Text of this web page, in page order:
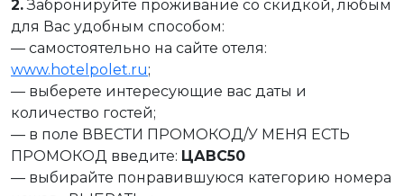
2.Забронируйте проживание со скидкой, любым
для Вас удобным способом:
— самостоятельно на сайте отеля:
www.hotelpolet.ru;
— выберете интересующие вас даты и
количество гостей;
— в поле ВВЕСТИ ПРОМОКОД/У МЕНЯ ЕСТЬ
ПРОМОКОД введите: ЦАВС50
— выбирайте понравившуюся категорию номера